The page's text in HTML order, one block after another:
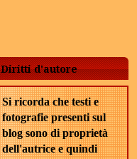
Diritti d'autore
Si ricorda che testi e
fotografie presenti sul
blog sono di proprietà
dell'autrice e quindi